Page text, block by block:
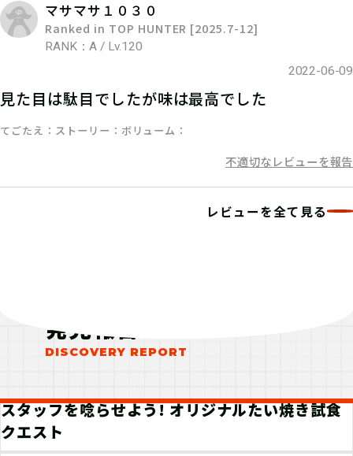
06ステップ6
クエストミッションをクリアして、発
見報酬をゲット！
マサマサ１０３０
Ranked in TOP HUNTER [2025.7-12]
RANK：A / Lv.120
2022-06-09
見た目は駄目でしたが味は最高でした
てごたえ ストーリー ボリューム
不適切なレビューを報告
レビューを全て見る
発見報告
スタッフを唸らせよう! オリジナルたい焼き試食
クエスト